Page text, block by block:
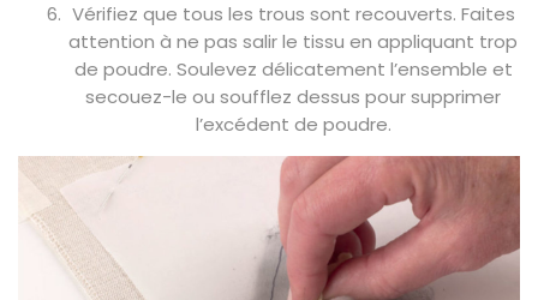
Vérifiez que tous les trous sont recouverts. Faites
attention à ne pas salir le tissu en appliquant trop
de poudre. Soulevez délicatement l’ensemble et
secouez-le ou soufflez dessus pour supprimer
l’excédent de poudre.